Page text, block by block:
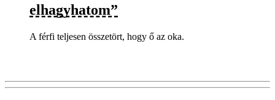
elhagyhatom”
A férfi teljesen összetört, hogy ő az oka.